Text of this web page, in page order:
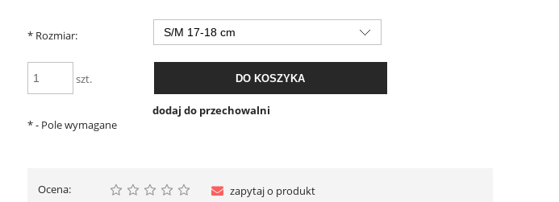
*Rozmiar:
szt. DO KOSZYKA
dodaj do przechowalni
*- Pole wymagane
Ocena:
zapytaj o produkt